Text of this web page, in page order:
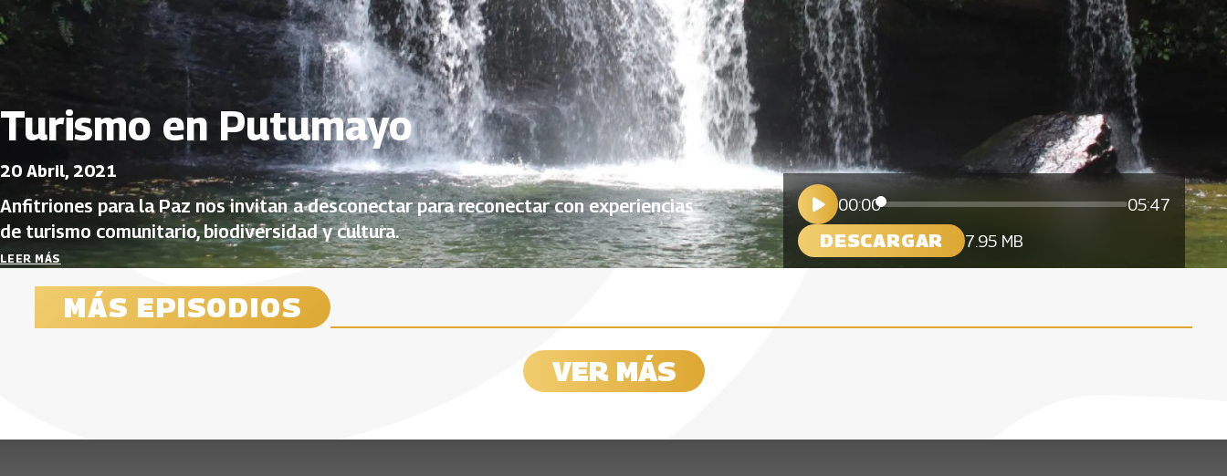
Turismo en Putumayo
20 Abril, 2021
Anfitriones para la Paz nos invitan a desconectar para reconectar con experiencias
de turismo comunitario, biodiversidad y cultura.
LEER MÁS
00:00 05:47
DESCARGAR 7.95 MB
MÁS EPISODIOS
Jóvenes emprendedores en
Nariño y Putumayo
VER MÁS